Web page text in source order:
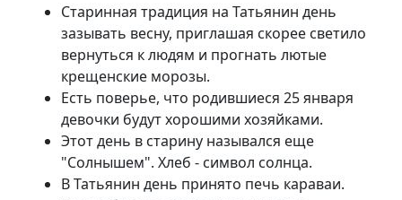
Старинная традиция на Татьянин день
зазывать весну, приглашая скорее светило
вернуться к людям и прогнать лютые
крещенские морозы.
Есть поверье, что родившиеся 25 января
девочки будут хорошими хозяйками.
Этот день в старину назывался еще
"Солнышем". Хлеб - символ солнца.
В Татьянин день принято печь караваи.